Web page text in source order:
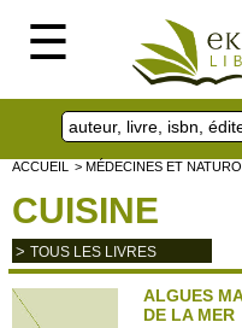
☰
ACCUEIL > MÉDECINES ET
CUISINE
> TOUS LES LIVRES
ALGUES
DE LA MER